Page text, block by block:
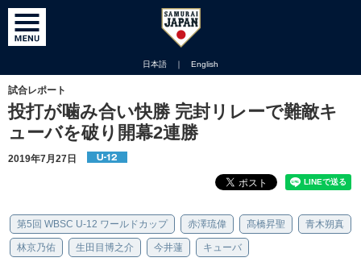
日本語 ｜ English
試合レポート
投打が噛み合い快勝 完封リレーで難敵キ
ューバを破り開幕2連勝
2019年7月27日
第5回 WBSC U-12 ワールドカップ 赤澤琉偉 髙橋昇聖 青木朔真
林京乃佑 生田目博之介 今井蓮 キューバ